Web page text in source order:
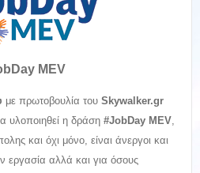
MEV
με πρωτοβουλία του Skywalker.gr
υλοποιηθεί η δράση #JobDay MEV,
και όχι μόνο, είναι άνεργοι και
αλλά και για όσους